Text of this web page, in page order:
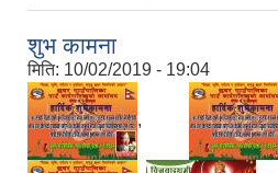
शुभ कामना
मिति: 10/02/2019 - 19:04
,